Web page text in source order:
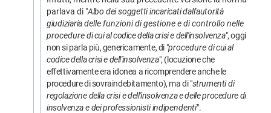
parlava di "Albo deisoggettiincaricatidall'autorità
giudiziariadelle funzioni di gestione e di controllo nelle
proceduredi cui al codice della crisi e dell'insolvenza", oggi
non si parla più, genericamente, di "proceduredi cui al
codice della crisi e dell'insolvenza", (locuzione che
effettivamente era idonea a ricomprendere anche le
procedure di sovraindebitamento), ma di "strumentidi
regolazione della crisi edell'insolvenzae delleproceduredi
insolvenzae deiprofessionistiindipendenti".